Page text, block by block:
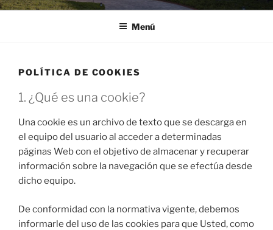
Menú
POLÍTICA DE COOKIES
1. ¿Qué es una cookie?
Una cookie es un archivo de texto que se descarga en
el equipo del usuario al acceder a determinadas
páginas Web con el objetivo de almacenar y recuperar
información sobre la navegación que se efectúa desde
dicho equipo.
De conformidad con la normativa vigente, debemos
informarle del uso de las cookies para que Usted, como